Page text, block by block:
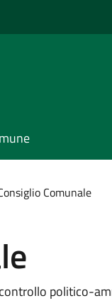
Comunale
politico-